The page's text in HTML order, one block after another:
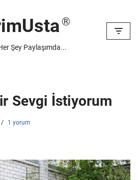
Şey Paylaşımda...
Sevgi İstiyorum
1 yorum